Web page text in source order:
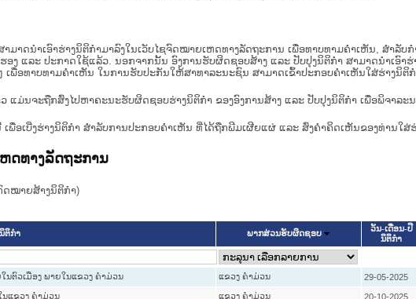
າດນຳເອົາຮ່າງນິຕິກຳມາລົງໃນ​ເວັບ​ໄຊຈົດໝາຍເຫດທາງລັດຖະການ ເພື່ອທາບທາມຄຳເຫັນ, ສໍາລັ
ແລະ ປະກາດໃຊ້ແລ້ວ. ນອກຈາກນັ້ນ ອົງການຮັບຜິດຊອບສ້າງ ແລະ ປັບປຸງນິຕິກໍາ ສາມາດນຳເອົາຮ່າ
ພື່ອທາບທາມຄໍາເຫັນ ໃນການຮັບປະກັນໃຫ້ສາທາລະນະຊົນ ສາມາດເຂົ້າປະກອບຄໍາເຫັນໃສ່ຮ່າງນິຕິກ
ມ່ນຈະຖືກສົ່ງໄປຫາຄະນະຮັບຜິດຊອບຮ່າງນິຕິກຳ ຂອງອົງການສ້າງ ແລະ ປັບປຸງນິຕິກຳ ເພື່ອພິຈາລະນ
ພື່ອເບີ່ງຮ່າງນິຕິກໍາ ສໍາລັບການປະກອບຄຳເຫັນ ທີ່ໄດ້ຖືກພີມເຜີຍແຜ່ ແລະ ສົ່ງຄຳຄິດເຫັນຂອງທ່ານໃສ່
ດທາງລັດຖະການ
ດໝາຍສ້າງນິຕິກໍາ)
ນິຕິກໍາ ພາກສ່ວນຮັບຜິດຊອບ
ວັນ-ເດືອນ-ປີ
ນິຕິກໍາ
ນຕົວເມືອງ ພາຍໃນແຂວງ ຄຳມ່ວນ ແຂວງ ຄໍາມ່ວນ 29-05-2025
ນແຂວງ ຄຳມ່ວນ ແຂວງ ຄໍາມ່ວນ 20-10-2025